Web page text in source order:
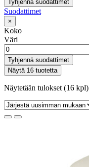
Tyhjennä suodattimet
Suodattimet
×
Koko
Väri
Tyhjennä suodattimet
Näytä 16 tuotetta
Näytetään tulokset (16 kpl)